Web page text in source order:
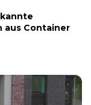
aus Container